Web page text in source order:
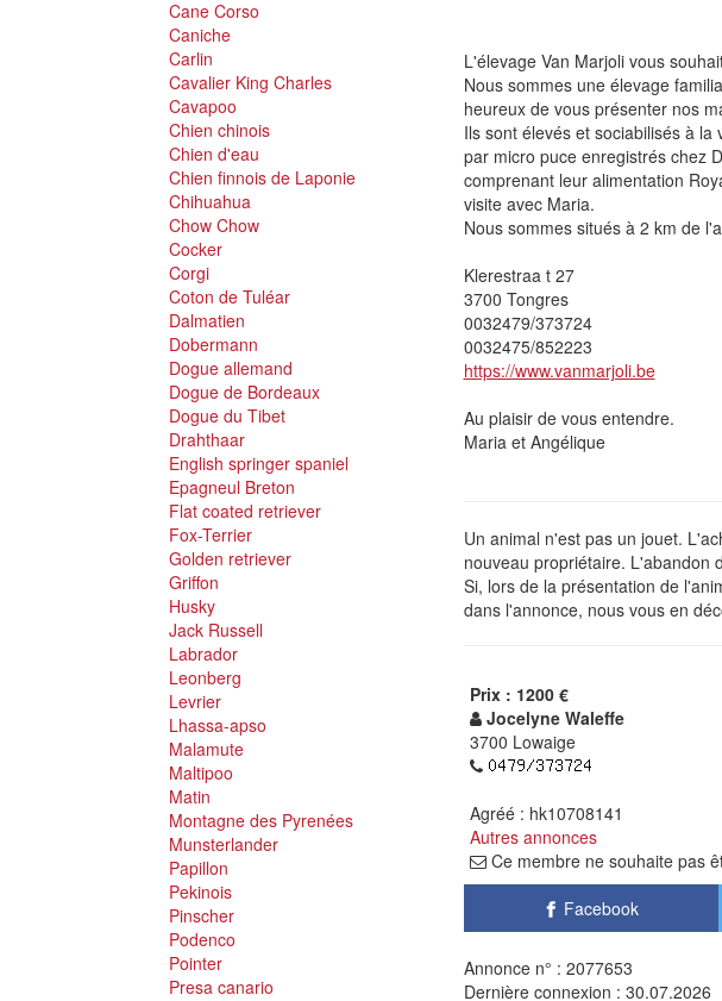
Cane Corso
Caniche
Carlin
Cavalier King Charles
Cavapoo
Chien chinois
Chien d'eau
Chien finnois de Laponie
Chihuahua
Chow Chow
Cocker
Corgi
Coton de Tuléar
Dalmatien
Dobermann
Dogue allemand
Dogue de Bordeaux
Dogue du Tibet
Drahthaar
English springer spaniel
Epagneul Breton
Flat coated retriever
Fox-Terrier
Golden retriever
Griffon
Husky
Jack Russell
Labrador
Leonberg
Levrier
Lhassa-apso
Malamute
Maltipoo
Matin
Montagne des Pyrenées
Munsterlander
Papillon
Pekinois
Pinscher
Podenco
Pointer
Presa canario
L'élevage Van Marjoli vous
Nous sommes une élevage
heureux de vous présenter nos
Ils sont élevés et sociabilisés à
par micro puce enregistrés chez
comprenant leur alimentation
visite avec Maria.
Nous sommes situés à 2 km de
Klerestraa t 27
3700 Tongres
0032479/373724
0032475/852223
https://www.vanmarjoli.be
Au plaisir de vous entendre.
Maria et Angélique
Un animal n'est pas un jouet.
nouveau propriétaire. L'abandon
Si, lors de la présentation de
dans l'annonce, nous vous en
Prix : 1200 €
Jocelyne Waleffe
3700 Lowaige
Agréé : hk10708141
Autres annonces
Ce membre ne souhaite pas
Facebook
Annonce n° : 2077653
Dernière connexion : 30.07.2026